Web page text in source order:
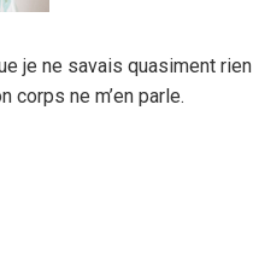
je ne savais quasiment rien
ne m’en parle.